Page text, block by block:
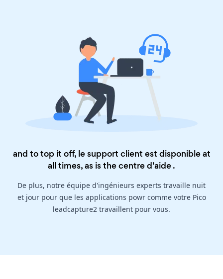
and to top it off, le support client est disponible at
all times, as is thecentre d'aide.
De plus, notre équipe d'ingénieurs experts travaille nuit
et jour pour que les applications powr comme votre Pico
leadcapture2 travaillent pour vous.